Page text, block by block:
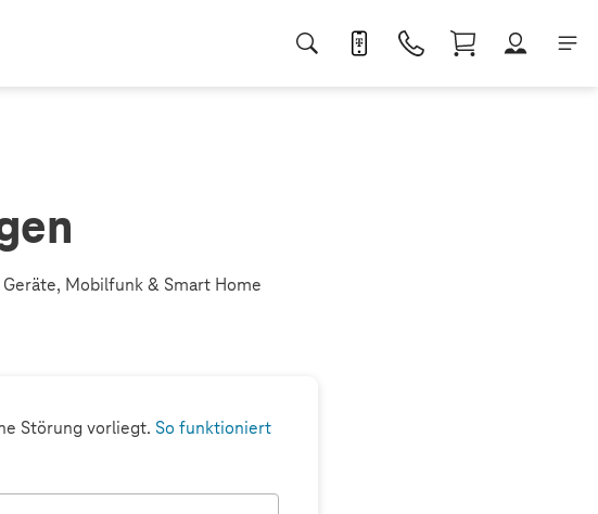
Mobilfunk & Smart Home
Störung vorliegt. So funktioniert